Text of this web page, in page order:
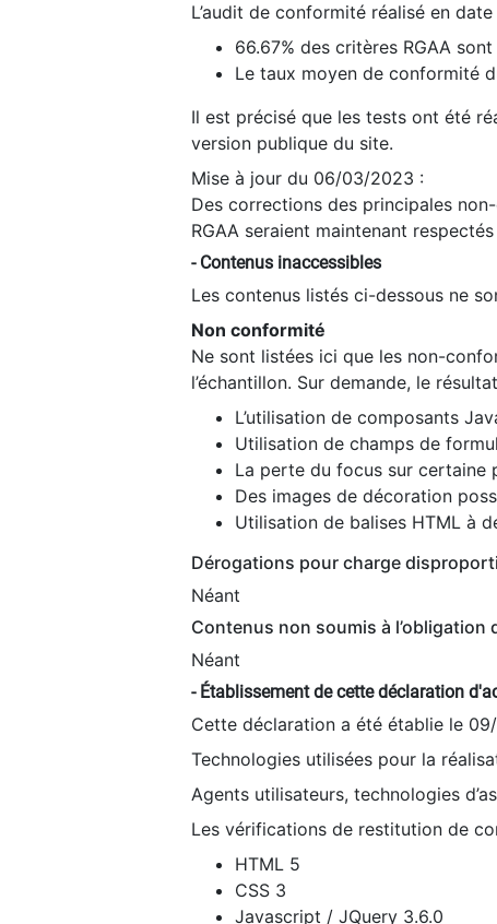
L’audit de conformité réalisé en
66.67% des critères RGAA
Le taux moyen de conformité
Il est précisé que les tests ont été
version publique du site.
Mise à jour du 06/03/2023 :
Des corrections des principales
RGAA seraient maintenant
- Contenus inaccessibles
Les contenus listés ci-dessous ne
Non conformité
Ne sont listées ici que les non-
l’échantillon. Sur demande, le
L’utilisation de composants
Utilisation de champs de
La perte du focus sur certaine
Des images de décoration
Utilisation de balises HTML à
Dérogations pour charge
Néant
Contenus non soumis à l’obligation
Néant
- Établissement de cette déclaration
Cette déclaration a été établie le
Technologies utilisées pour la
Agents utilisateurs, technologies
Les vérifications de restitution de
HTML 5
CSS 3
Javascript / JQuery 3.6.0